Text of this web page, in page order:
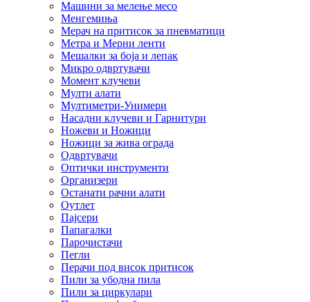
Машини за мелење месо
Менгемиња
Мерач на притисок за пневматици
Метра и Мерни ленти
Мешалки за боја и лепак
Микро одвртувачи
Момент клучеви
Мулти алати
Мултиметри-Унимери
Насадни клучеви и Гарнитури
Ножеви и Ножици
Ножици за жива ограда
Одвртувачи
Оптички инструменти
Организери
Останати рачни алати
Оутлет
Пајсери
Папагалки
Парочистачи
Пегли
Перачи под висок притисок
Пили за убодна пила
Пили за циркулари